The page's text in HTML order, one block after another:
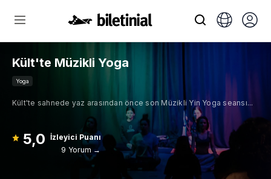
Kült'te Müzikli Yoga
Yoga
Kült'te sahnede yaz arasından önce son Müzikli Yin Yoga seansı...
5,0 İzleyici Puanı
9 Yorum →